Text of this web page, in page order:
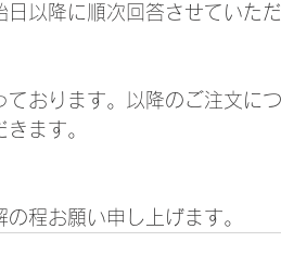
以降に順次回答させていた
おります。以降のご注文に
ます。
程お願い申し上げます。